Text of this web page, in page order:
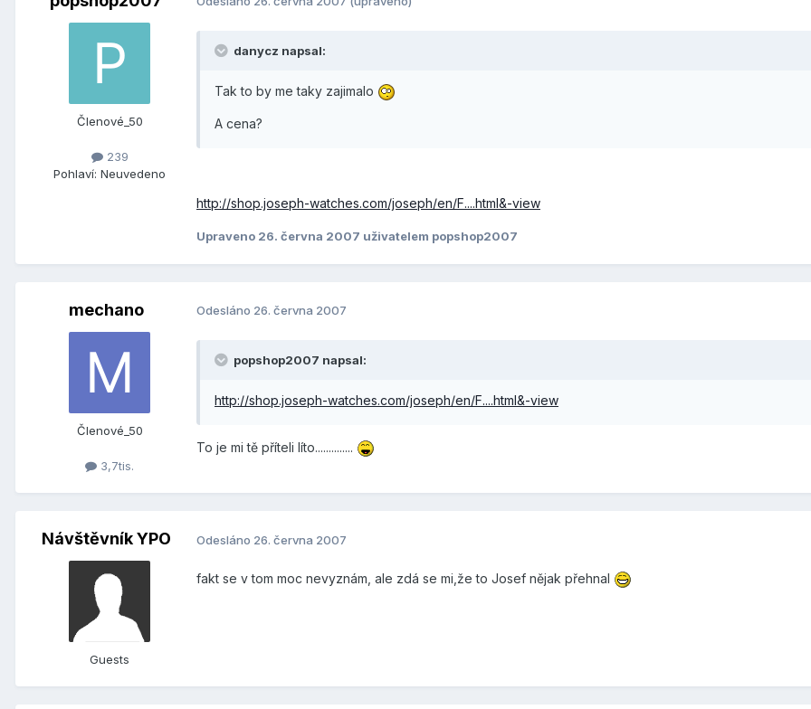
Členové_50
239
Pohlaví: Neuvedeno
danycz napsal:
Tak to by me taky zajimalo
A cena?
http://shop.joseph-watches.com/joseph/en/F....html&-view
Upraveno 26. června 2007 uživatelem popshop2007
mechano
Členové_50
3,7tis.
Odesláno 26. června 2007
popshop2007 napsal:
http://shop.joseph-watches.com/joseph/en/F....html&-view
To je mi tě příteli líto..............
Návštěvník YPO
Guests
Odesláno 26. června 2007
fakt se v tom moc nevyznám, ale zdá se mi,že to Josef nějak přehnal